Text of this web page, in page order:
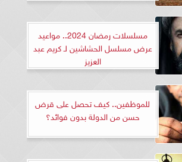
مسلسلات رمضان 2024.. مواعيد
عرض مسلسل الحشاشين لـ كريم عبد
العزيز
للموظفين.. كيف تحصل على قرض
حسن من الدولة بدون فوائد؟